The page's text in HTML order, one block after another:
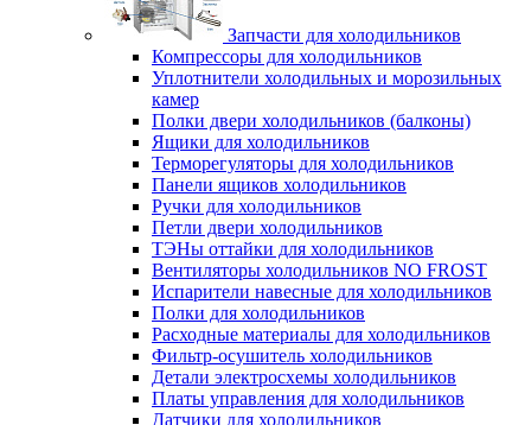
Запчасти для холодильников
Компрессоры для холодильников
Уплотнители холодильных и морозильных
камер
Полки двери холодильников (балконы)
Ящики для холодильников
Терморегуляторы для холодильников
Панели ящиков холодильников
Ручки для холодильников
Петли двери холодильников
ТЭНы оттайки для холодильников
Вентиляторы холодильников NO FROST
Испарители навесные для холодильников
Полки для холодильников
Расходные материалы для холодильников
Фильтр-осушитель холодильников
Детали электросхемы холодильников
Платы управления для холодильников
Датчики для холодильников